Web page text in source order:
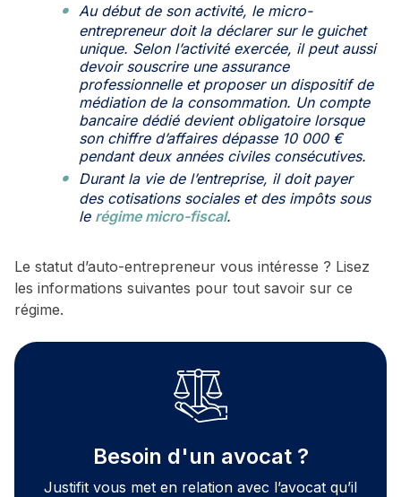
Au début de son activité, le micro-
entrepreneur doit la déclarer sur le guichet
unique. Selon l’activité exercée, il peut aussi
devoir souscrire une assurance
professionnelle et proposer un dispositif de
médiation de la consommation. Un compte
bancaire dédié devient obligatoire lorsque
son chiffre d’affaires dépasse 10 000 €
pendant deux années civiles consécutives.
Durant la vie de l’entreprise, il doit payer
des cotisations sociales et des impôts sous
le régime micro-fiscal.
Le statut d’auto-entrepreneur vous intéresse ? Lisez
les informations suivantes pour tout savoir sur ce
régime.
Besoin d'un avocat ?
Justifit vous met en relation avec l’avocat qu’il